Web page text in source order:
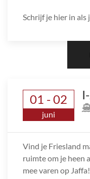
Schrijf je hier in als
01 - 02
juni
Vind je Friesland
ruimte om je heen
mee varen op